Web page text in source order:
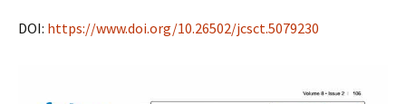
DOI: https://www.doi.org/10.26502/jcsct.5079230